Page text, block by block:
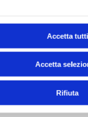
Accetta tutti
Accetta
Rifiuta